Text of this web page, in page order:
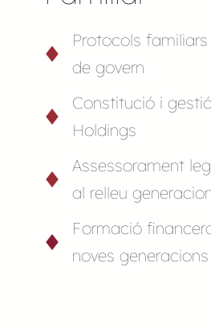
Protocols
de govern
Constitució i
Holdings
Assessorament
al relleu
Formació
noves generacions